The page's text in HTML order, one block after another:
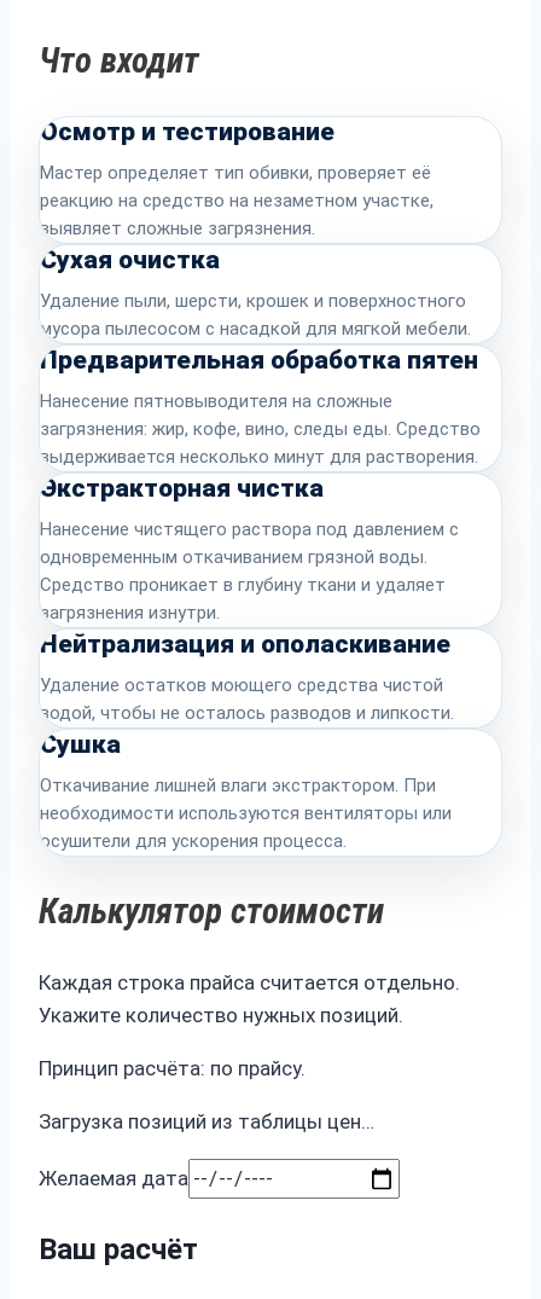
Что входит
Осмотр и тестирование
Мастер определяет тип обивки, проверяет её
реакцию на средство на незаметном участке,
выявляет сложные загрязнения.
Сухая очистка
Удаление пыли, шерсти, крошек и поверхностного
мусора пылесосом с насадкой для мягкой мебели.
Предварительная обработка пятен
Нанесение пятновыводителя на сложные
загрязнения: жир, кофе, вино, следы еды. Средство
выдерживается несколько минут для растворения.
Экстракторная чистка
Нанесение чистящего раствора под давлением с
одновременным откачиванием грязной воды.
Средство проникает в глубину ткани и удаляет
загрязнения изнутри.
Нейтрализация и ополаскивание
Удаление остатков моющего средства чистой
водой, чтобы не осталось разводов и липкости.
Сушка
Откачивание лишней влаги экстрактором. При
необходимости используются вентиляторы или
осушители для ускорения процесса.
Калькулятор стоимости
Каждая строка прайса считается отдельно.
Укажите количество нужных позиций.
Принцип расчёта: по прайсу.
Загрузка позиций из таблицы цен…
Желаемая дата
Ваш расчёт